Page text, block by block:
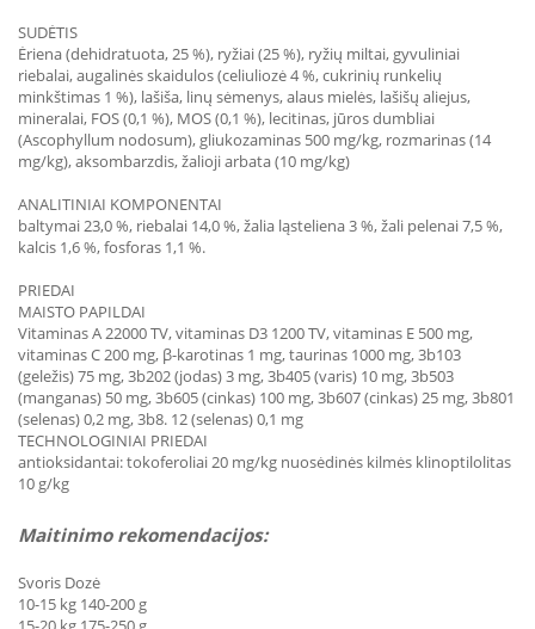
SUDĖTIS
Ėriena (dehidratuota, 25 %), ryžiai (25 %), ryžių miltai, gyvuliniai
riebalai, augalinės skaidulos (celiuliozė 4 %, cukrinių runkelių
minkštimas 1 %), lašiša, linų sėmenys, alaus mielės, lašišų aliejus,
mineralai, FOS (0,1 %), MOS (0,1 %), lecitinas, jūros dumbliai
(Ascophyllum nodosum), gliukozaminas 500 mg/kg, rozmarinas (14
mg/kg), aksombarzdis, žalioji arbata (10 mg/kg)
ANALITINIAI KOMPONENTAI
baltymai 23,0 %, riebalai 14,0 %, žalia ląsteliena 3 %, žali pelenai 7,5 %,
kalcis 1,6 %, fosforas 1,1 %.
PRIEDAI
MAISTO PAPILDAI
Vitaminas A 22000 TV, vitaminas D3 1200 TV, vitaminas E 500 mg,
vitaminas C 200 mg, β-karotinas 1 mg, taurinas 1000 mg, 3b103
(geležis) 75 mg, 3b202 (jodas) 3 mg, 3b405 (varis) 10 mg, 3b503
(manganas) 50 mg, 3b605 (cinkas) 100 mg, 3b607 (cinkas) 25 mg, 3b801
(selenas) 0,2 mg, 3b8. 12 (selenas) 0,1 mg
TECHNOLOGINIAI PRIEDAI
antioksidantai: tokoferoliai 20 mg/kg nuosėdinės kilmės klinoptilolitas
10 g/kg
Maitinimo rekomendacijos:
Svoris Dozė
10-15 kg 140-200 g